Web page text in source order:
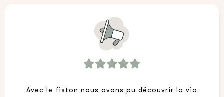
Avec le fiston nous avons pu découvrir la via